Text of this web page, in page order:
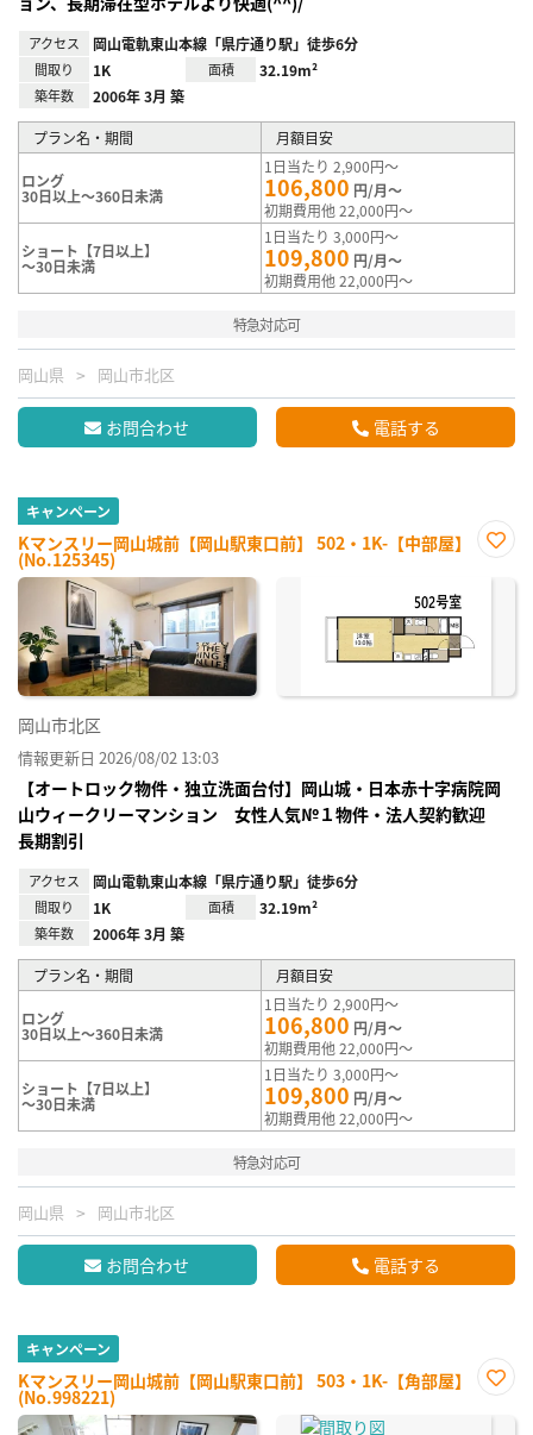
アクセス 岡山電軌東山本線「県庁通り駅」徒歩6分
間取り 1K 面積 32.19m²
築年数 2006年 3月 築
プラン名・期間 月額目安
ロング
30日以上～360日未満
1日当たり 2,900円～
106,800 円/月～
初期費用他 22,000円～
ショート【7日以上】
～30日未満
1日当たり 3,000円～
109,800 円/月～
初期費用他 22,000円～
特急対応可
岡山県 岡山市北区
お問合わせ 電話する
キャンペーン
Kマンスリー岡山城前【岡山駅東口前】 502・1K-【中部屋】
(No.125345)
に入
岡山市北区
情報更新日 2026/08/02 13:03
【オートロック物件・独立洗面台付】岡山城・日本赤十字病院岡
山ウィークリーマンション 女性人気№１物件・法人契約歓迎
長期割引
アクセス 岡山電軌東山本線「県庁通り駅」徒歩6分
間取り 1K 面積 32.19m²
築年数 2006年 3月 築
プラン名・期間 月額目安
ロング
30日以上～360日未満
1日当たり 2,900円～
106,800 円/月～
初期費用他 22,000円～
ショート【7日以上】
～30日未満
1日当たり 3,000円～
109,800 円/月～
初期費用他 22,000円～
特急対応可
岡山県 岡山市北区
お問合わせ 電話する
キャンペーン
Kマンスリー岡山城前【岡山駅東口前】 503・1K-【角部屋】
(No.998221)
に入